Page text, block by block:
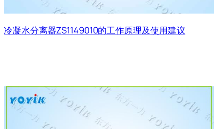
冷凝水分离器ZS1149010的工作原理及使用建议